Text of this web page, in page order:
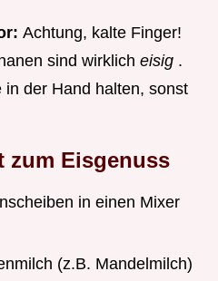
Achtung, kalte Finger!
sind wirklich eisig .
in der Hand halten, sonst
Eisgenuss
in einen Mixer
(z.B. Mandelmilch)